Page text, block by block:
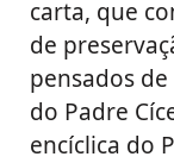
carta, que
de
pensados
do Padre
encíclica do